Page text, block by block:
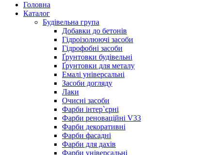
Головна
Каталог
Будівельна група
Добавки до бетонів
Гідроізолюючі засоби
Гідрофобні засоби
Ґрунтовки будівельні
Ґрунтовки для металу
Емалі універсальні
Засоби догляду
Лаки
Очисні засоби
Фарби інтер`єрні
Фарби реноваційні V33
Фарби декоративні
Фарби фасадні
Фарби для дахів
Фарби універсальні